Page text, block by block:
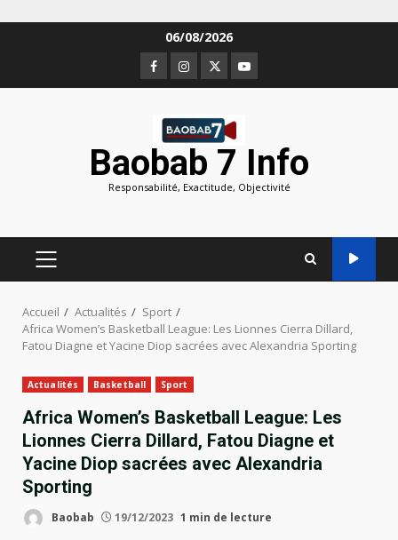
06/08/2026
Facebook
Instagram
TwitterYoutube
Baobab 7 Info
Responsabilité, Exactitude, Objectivité
MENU
PRINCIPAL
Accueil Actualités
Sport
Africa Women’s Basketball League: Les Lionnes Cierra Dillard,
Fatou Diagne et Yacine Diop sacrées avec Alexandria Sporting
Actualités Basketball Sport
Africa Women’s Basketball League: Les
Lionnes Cierra Dillard, Fatou Diagne et
Yacine Diop sacrées avec Alexandria
Sporting
Baobab 19/12/2023 1 min de lecture